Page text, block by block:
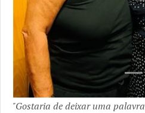
Gostaria de deixar uma